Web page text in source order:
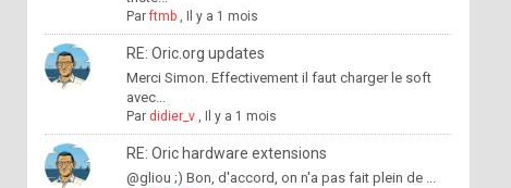
Parftmb, Il y a 1 mois
RE: Oric.org updates
Merci Simon. Effectivement il faut charger le soft
avec...
Par didier_v, Il y a 1 mois
RE: Oric hardware extensions
@gliou ;) Bon, d'accord, on n'a pas fait plein de ...